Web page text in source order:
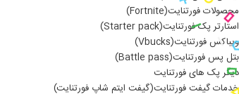
محصولات فورتنایت(Fortnite)
استارتر پک فورتنایت(Starter pack)
ویباکس فورتنایت(Vbucks)
بتل پس فورتنایت(Battle pass)
دیگر پک های فورتنایت
خدمات گیفت فورتنایت(گیفت ایتم شاپ فورتنایت)